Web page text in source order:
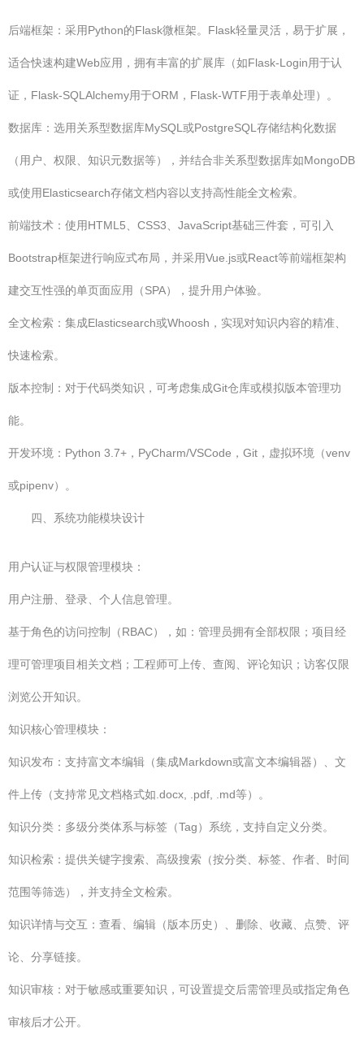
后端框架：采用Python的Flask微框架。Flask轻量灵活，易于扩展，
适合快速构建Web应用，拥有丰富的扩展库（如Flask-Login用于认
证，Flask-SQLAlchemy用于ORM，Flask-WTF用于表单处理）。
数据库：选用关系型数据库MySQL或PostgreSQL存储结构化数据
（用户、权限、知识元数据等），并结合非关系型数据库如MongoDB
或使用Elasticsearch存储文档内容以支持高性能全文检索。
前端技术：使用HTML5、CSS3、JavaScript基础三件套，可引入
Bootstrap框架进行响应式布局，并采用Vue.js或React等前端框架构
建交互性强的单页面应用（SPA），提升用户体验。
全文检索：集成Elasticsearch或Whoosh，实现对知识内容的精准、
快速检索。
版本控制：对于代码类知识，可考虑集成Git仓库或模拟版本管理功
能。
开发环境：Python 3.7+，PyCharm/VSCode，Git，虚拟环境（venv
或pipenv）。
四、系统功能模块设计
用户认证与权限管理模块：
用户注册、登录、个人信息管理。
基于角色的访问控制（RBAC），如：管理员拥有全部权限；项目经
理可管理项目相关文档；工程师可上传、查阅、评论知识；访客仅限
浏览公开知识。
知识核心管理模块：
知识发布：支持富文本编辑（集成Markdown或富文本编辑器）、文
件上传（支持常见文档格式如.docx, .pdf, .md等）。
知识分类：多级分类体系与标签（Tag）系统，支持自定义分类。
知识检索：提供关键字搜索、高级搜索（按分类、标签、作者、时间
范围等筛选），并支持全文检索。
知识详情与交互：查看、编辑（版本历史）、删除、收藏、点赞、评
论、分享链接。
知识审核：对于敏感或重要知识，可设置提交后需管理员或指定角色
审核后才公开。